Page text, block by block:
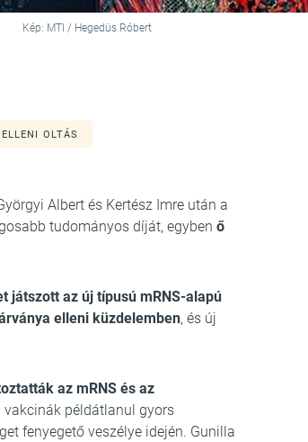
Kép: MTI / Hegedüs Róbert
OLTÁS
Albert és Kertész Imre után a
tudományos díját, egyben ő
játszott az új típusú mRNS-alapú
elleni küzdelemben, és új
az mRNS és az
vakcinák példátlanul gyors
fenyegető veszélye idején. Gunilla